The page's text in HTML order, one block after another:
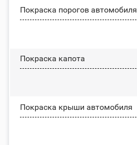
Покраска порогов автомобиля
Покраска капота
Покраска крыши автомобиля